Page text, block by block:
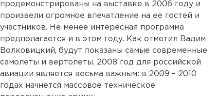
продемонстрированы на выставке в 2006 году и
произвели огромное впечатление на ее гостей и
участников. Не менее интересная программа
предполагается и в этом году. Как отметил Вадим
Волковицкий, будут показаны самые современные
самолеты и вертолеты. 2008 год для российской
авиации является весьма важным: в 2009 – 2010
годах начнется массовое техническое